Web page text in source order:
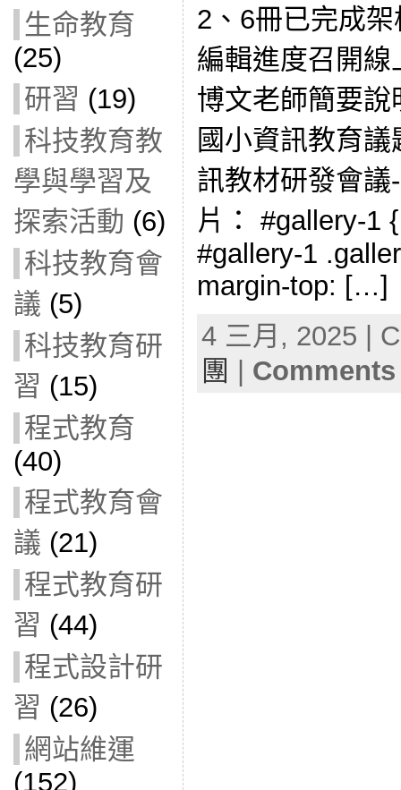
生命教育
(25)
研習 (19)
科技教育教
學與學習及
探索活動 (6)
科技教育會
議 (5)
科技教育研
習 (15)
程式教育
(40)
程式教育會
議 (21)
程式教育研
習 (44)
程式設計研
習 (26)
網站維運
(152)
2、6冊已完成
編輯進度召開
博文老師簡要
國小資訊教育
訊教材研發會議
片： #gallery-1
#gallery-1
margin-top: […]
4 三月, 2025 |
團